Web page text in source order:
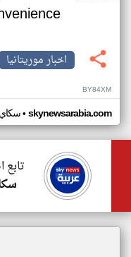
اخبار موريتانيا
BY84XM
سكاي• skynewsarabia.com
تابع